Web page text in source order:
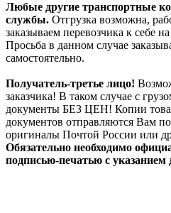
Любые другие транспортные
службы. Отгрузка возможна,
заказываем перевозчика к себе
Просьба в данном случае
самостоятельно.
Получатель-третье лицо!
заказчика! В таком случае с
документы БЕЗ ЦЕН! Копии
документов отправляются Вам
оригиналы Почтой России или
Обязательно необходимо
подписью-печатью с указанием